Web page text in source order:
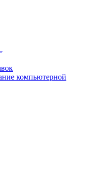
компьютерной